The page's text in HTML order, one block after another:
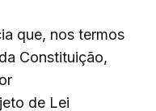
que, nos termos
Constituição,
de Lei